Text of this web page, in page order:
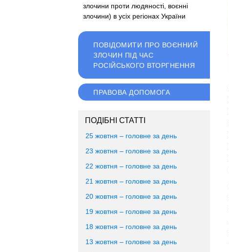
злочини проти людяності, воєнні
злочини) в усіх регіонах України
ПОВІДОМИТИ ПРО ВОЄННИЙ
ЗЛОЧИН ПІД ЧАС
РОСІЙСЬКОГО ВТОРГНЕННЯ
ПРАВОВА ДОПОМОГА
ПОДІБНІ СТАТТІ
25 жовтня – головне за день
23 жовтня – головне за день
22 жовтня – головне за день
21 жовтня – головне за день
20 жовтня – головне за день
19 жовтня – головне за день
18 жовтня – головне за день
13 жовтня – головне за день